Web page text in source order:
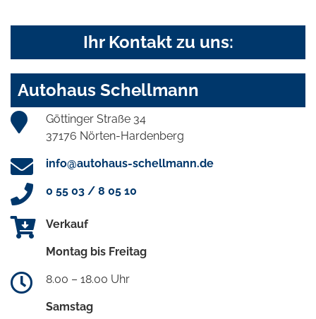
Ihr Kontakt zu uns:
Autohaus Schellmann
Göttinger Straße 34
37176 Nörten-Hardenberg
info@autohaus-schellmann.de
0 55 03 / 8 05 10
Verkauf
Montag bis Freitag
8.00 – 18.00 Uhr
Samstag